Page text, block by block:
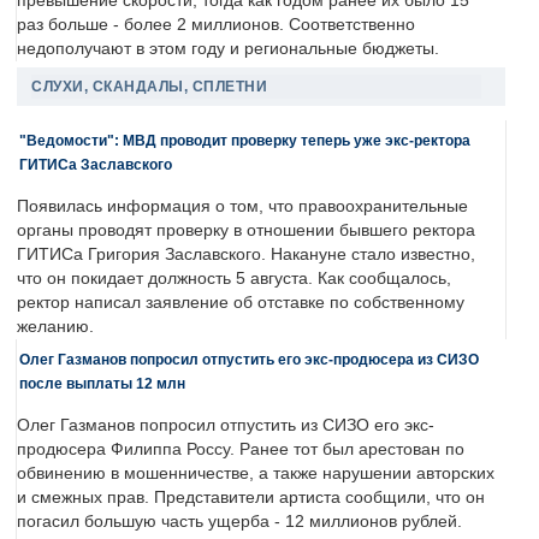
раз больше - более 2 миллионов. Соответственно
недополучают в этом году и региональные бюджеты.
СЛУХИ, СКАНДАЛЫ, СПЛЕТНИ
"Ведомости": МВД проводит проверку теперь уже экс-ректора
ГИТИСа Заславского
Появилась информация о том, что правоохранительные
органы проводят проверку в отношении бывшего ректора
ГИТИСа Григория Заславского. Накануне стало известно,
что он покидает должность 5 августа. Как сообщалось,
ректор написал заявление об отставке по собственному
желанию.
Олег Газманов попросил отпустить его экс-продюсера из СИЗО
после выплаты 12 млн
Олег Газманов попросил отпустить из СИЗО его экс-
продюсера Филиппа Россу. Ранее тот был арестован по
обвинению в мошенничестве, а также нарушении авторских
и смежных прав. Представители артиста сообщили, что он
погасил большую часть ущерба - 12 миллионов рублей.